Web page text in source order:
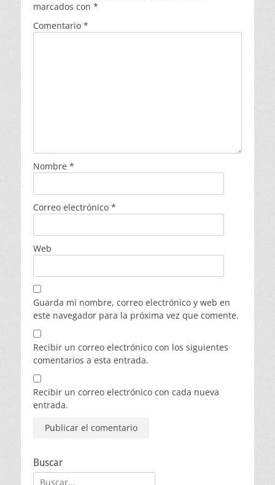
marcados con *
Comentario *
Nombre *
Correo electrónico *
Web
Guarda mi nombre, correo electrónico y web en
este navegador para la próxima vez que comente.
Recibir un correo electrónico con los siguientes
comentarios a esta entrada.
Recibir un correo electrónico con cada nueva
entrada.
Buscar
Buscar: